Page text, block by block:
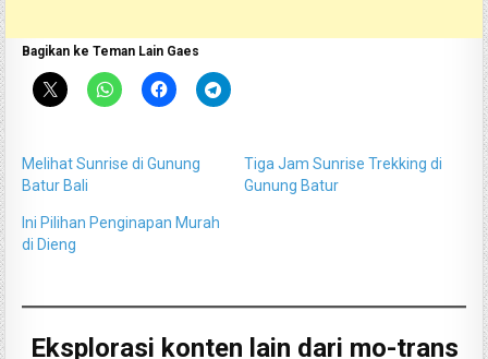
Bagikan ke Teman Lain Gaes
Melihat Sunrise di Gunung
Batur Bali
Tiga Jam Sunrise Trekking di
Gunung Batur
Ini Pilihan Penginapan Murah
di Dieng
Eksplorasi konten lain dari mo-trans